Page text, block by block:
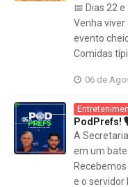
📅 Dias 22
Venha
evento
Comidas
06 de
PodPrefs!
A
em um
e o servidor